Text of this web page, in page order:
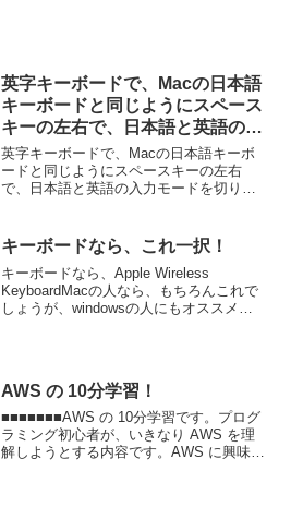
英字キーボードで、Macの日本語
キーボードと同じようにスペース
キーの左右で、日本語と英語の入
力モードを切り替える方法
英字キーボードで、Macの日本語キーボ
ードと同じようにスペースキーの左右
で、日本語と英語の入力モードを切り替
キーボードなら、これ一択！
キーボードなら、Apple Wireless
KeyboardMacの人なら、もちろんこれで
しょうが、windowsの人にもオススメで
AWS の 10分学習！
■■■■■■■AWS の 10分学習です。プログ
ラミング初心者が、いきなり AWS を理
解しようとする内容です。AWS に興味あ